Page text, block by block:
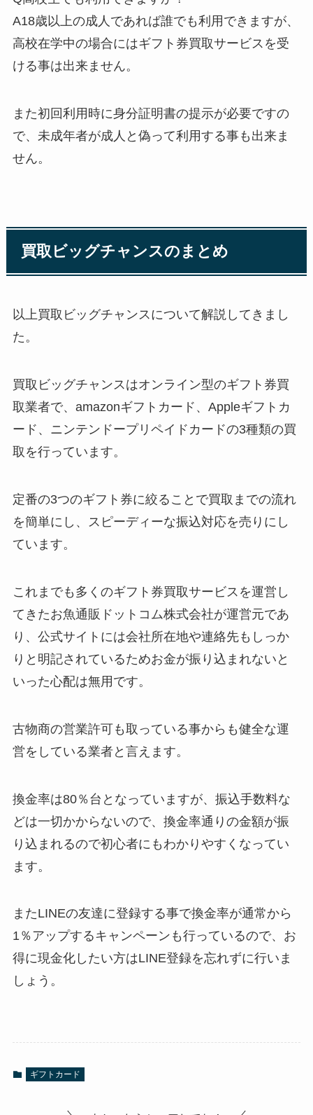
A18歳以上の成人であれば誰でも利用できますが、
高校在学中の場合にはギフト券買取サービスを受
ける事は出来ません。
また初回利用時に身分証明書の提示が必要ですの
で、未成年者が成人と偽って利用する事も出来ま
せん。
買取ビッグチャンスのまとめ
以上買取ビッグチャンスについて解説してきまし
た。
買取ビッグチャンスはオンライン型のギフト券買
取業者で、amazonギフトカード、Appleギフトカ
ード、ニンテンドープリペイドカードの3種類の買
取を行っています。
定番の3つのギフト券に絞ることで買取までの流れ
を簡単にし、スピーディーな振込対応を売りにし
ています。
これまでも多くのギフト券買取サービスを運営し
てきたお魚通販ドットコム株式会社が運営元であ
り、公式サイトには会社所在地や連絡先もしっか
りと明記されているためお金が振り込まれないと
いった心配は無用です。
古物商の営業許可も取っている事からも健全な運
営をしている業者と言えます。
換金率は80％台となっていますが、振込手数料な
どは一切かからないので、換金率通りの金額が振
り込まれるので初心者にもわかりやすくなってい
ます。
またLINEの友達に登録する事で換金率が通常から
1％アップするキャンペーンも行っているので、お
得に現金化したい方はLINE登録を忘れずに行いま
しょう。
ギフトカード